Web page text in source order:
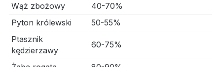
Wąż zbożowy
40-70%
Pyton królewski
50-55%
Ptasznik
kędzierzawy
60-75%